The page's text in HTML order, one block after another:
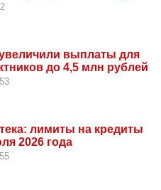
выплаты для
до 4,5 млн рублей
лимиты на кредиты
2026 года